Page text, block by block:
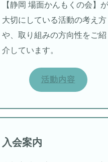
【静岡 場面かんもくの会】が
大切にしている活動の考え方
や、取り組みの方向性をご紹
介しています。
活動内容
入会案内